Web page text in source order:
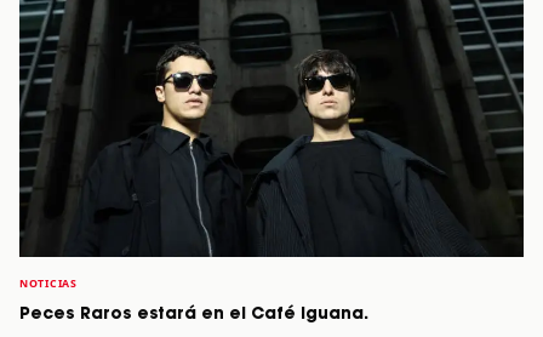
NOTICIAS
Peces Raros estará en el Café Iguana.